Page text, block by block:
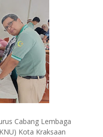
Cabang Lembaga
Kota Kraksaan